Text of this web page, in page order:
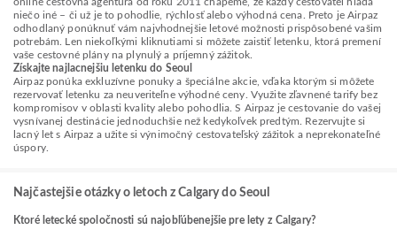
niečo iné – či už je to pohodlie, rýchlosť alebo výhodná cena. Preto je Airpaz
odhodlaný ponúknuť vám najvhodnejšie letové možnosti prispôsobené vašim
potrebám. Len niekoľkými kliknutiami si môžete zaistiť letenku, ktorá premení
vaše cestovné plány na plynulý a príjemný zážitok.
Získajte najlacnejšiu letenku do Seoul
Airpaz ponúka exkluzívne ponuky a špeciálne akcie, vďaka ktorým si môžete
rezervovať letenku za neuveriteľne výhodné ceny. Využite zľavnené tarify bez
kompromisov v oblasti kvality alebo pohodlia. S Airpaz je cestovanie do vašej
vysnívanej destinácie jednoduchšie než kedykoľvek predtým. Rezervujte si
lacný let s Airpaz a užite si výnimočný cestovateľský zážitok a neprekonateľné
úspory.
Najčastejšie otázky o letoch z Calgary do Seoul
Ktoré letecké spoločnosti sú najobľúbenejšie pre lety z Calgary?